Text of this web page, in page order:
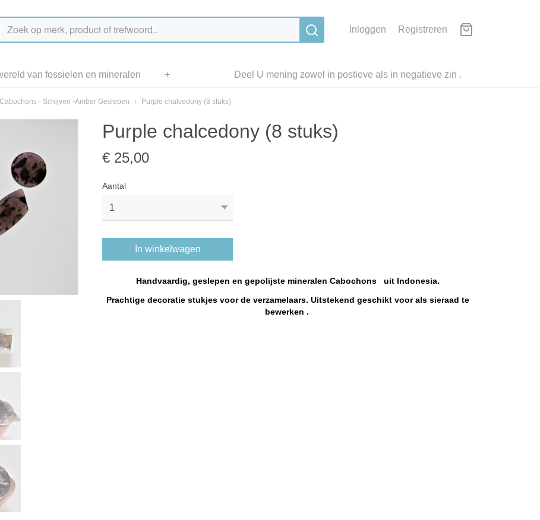
Inloggen Registreren
Deel U mening zowel in postieve als in negatieve zin .
van fossielen en mineralen +
Cabochons - Schijven -Amber Geslepen › Purple chalcedony (8 stuks)
Purple chalcedony (8 stuks)
€ 25,00
Aantal
In winkelwagen
Handvaardig, geslepen en gepolijste mineralen Cabochons uit Indonesia.
Prachtige decoratie stukjes voor de verzamelaars. Uitstekend geschikt voor als sieraad te
bewerken .